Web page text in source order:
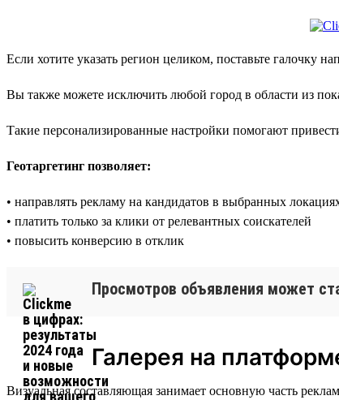
Если хотите указать регион целиком, поставьте галочку
Вы также можете исключить любой город в области из
Такие персонализированные настройки помогают
Геотаргетинг позволяет:
• направлять рекламу на кандидатов в выбранных
• платить только за клики от релевантных соискателей
• повысить конверсию в отклик
Просмотров объявления может
Галерея на
Визуальная составляющая занимает основную часть